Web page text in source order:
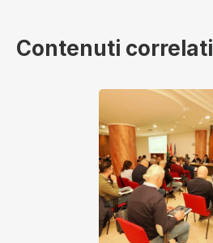
Contenuti correlati